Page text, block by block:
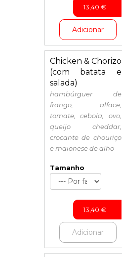
13,40 €
Adicionar
Chicken & Chorizo
(com batata e
salada)
hambúrguer de
frango, alface,
tomate, cebola, ovo,
queijo cheddar,
crocante de chouriço
e maionese de alho
Tamanho
13,40 €
Adicionar